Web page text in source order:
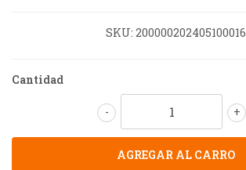
SKU: 200000202405100016
Cantidad
+
-